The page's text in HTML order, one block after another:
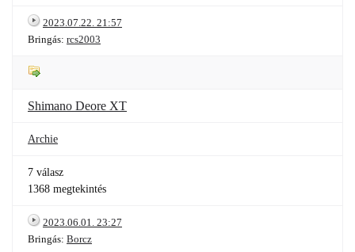
2023.07.22. 21:57
Bringás: rcs2003
Shimano Deore XT
Archie
7 válasz
1368 megtekintés
2023.06.01. 23:27
Bringás: Borcz